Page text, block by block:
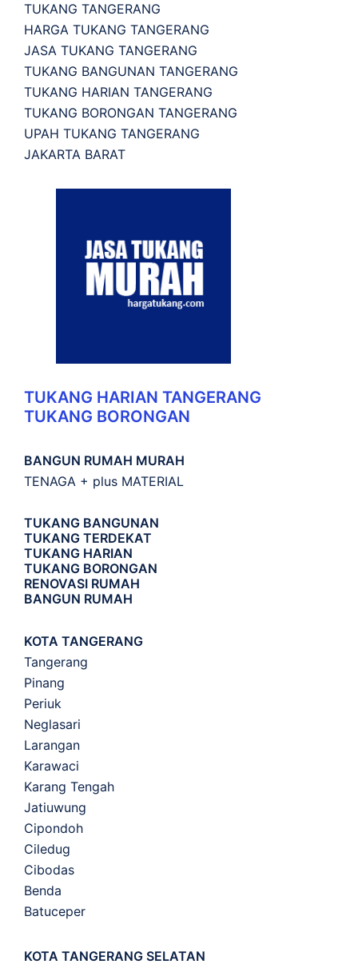
TUKANG TANGERANG
HARGA TUKANG TANGERANG
JASA TUKANG TANGERANG
TUKANG BANGUNAN TANGERANG
TUKANG HARIAN TANGERANG
TUKANG BORONGAN TANGERANG
UPAH TUKANG TANGERANG
JAKARTA BARAT
TUKANG HARIAN TANGERANG
TUKANG BORONGAN
BANGUN RUMAH MURAH
TENAGA + plus MATERIAL
TUKANG BANGUNAN
TUKANG TERDEKAT
TUKANG HARIAN
TUKANG BORONGAN
RENOVASI RUMAH
BANGUN RUMAH
KOTA TANGERANG
Tangerang
Pinang
Periuk
Neglasari
Larangan
Karawaci
Karang Tengah
Jatiuwung
Cipondoh
Ciledug
Cibodas
Benda
Batuceper
KOTA TANGERANG SELATAN